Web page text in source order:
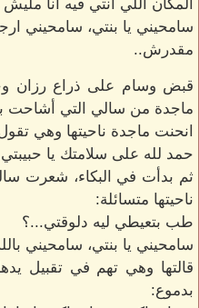
المكان اللي انتي فيه انا
سامحيني يا بنتي، سامحيني
مقدرش..
قبض وسام على ذراع رزان
ماجدة من سالي التي أشاحت
انحنت ماجدة ناحيتها وهي
حمد لله على سلامتك يا
ثم بدأت في البكاء، شعرت
ناحيتها متسائلة:
طب بتعيطي ليه دلوقتي...؟
سامحيني يا بنتي، سامحيني
قالتها وهي تهم في تقبيل
بدموع: